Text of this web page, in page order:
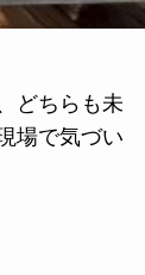
どちらも未
場で気づい